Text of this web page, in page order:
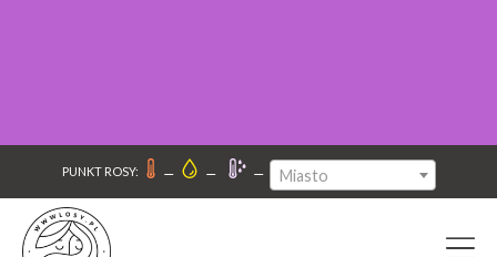
PUNKT ROSY: – – – Miasto